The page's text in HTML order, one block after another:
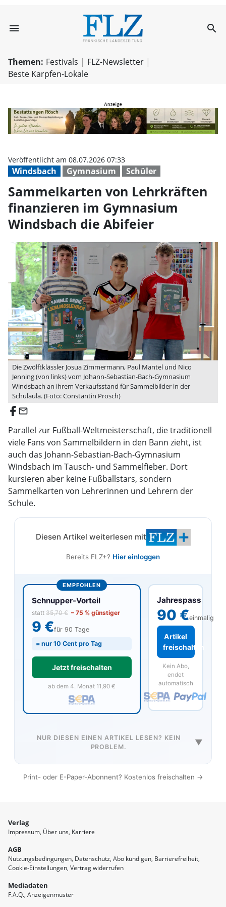
menu Sammelkartensearch
Themen: Festivals
FLZ-Newsletter
Beste Karpfen-Lokale
Windsbach Gymnasium Schüler
Veröffentlicht am 08.07.2026 07:33
Sammelkarten von Lehrkräften
finanzieren im Gymnasium
Windsbach die Abifeier
Die Zwölftklässler Josua Zimmermann, Paul Mantel und Nico
Jenning (von links) vom Johann-Sebastian-Bach-Gymnasium
Windsbach an ihrem Verkaufsstand für Sammelbilder in der
Schulaula. (Foto: Constantin Prosch)
email
Parallel zur Fußball-Weltmeisterschaft, die traditionell
viele Fans von Sammelbildern in den Bann zieht, ist
auch das Johann-Sebastian-Bach-Gymnasium
Windsbach im Tausch- und Sammelfieber. Dort
kursieren aber keine Fußballstars, sondern
Sammelkarten von Lehrerinnen und Lehrern der
Schule.
Diesen Artikel weiterlesen mit
Bereits FLZ+? Hier einloggen
Jahrespass
90 €einmalig
Artikel
freischalten
Kein Abo,
endet
automatisch
EMPFOHLEN
Schnupper-Vorteil
statt 35,70 € – 75 % günstiger
9 €für 90 Tage
= nur 10 Cent pro Tag
Jetzt freischalten
ab dem 4. Monat 11,90 €
NUR DIESEN EINEN ARTIKEL LESEN? KEIN
PROBLEM.
▼
Print- oder E-Paper-Abonnent? Kostenlos freischalten →
Verlag
Impressum Über uns Karriere
AGB
Nutzungsbedingungen Datenschutz Abo kündigen Barrierefreiheit
Cookie-Einstellungen Vertrag widerrufen
Mediadaten
F.A.Q. Anzeigenmuster